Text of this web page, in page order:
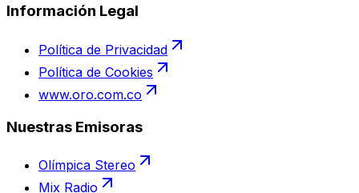
Información Legal
Política de Privacidad
Política de Cookies
www.oro.com.co
Nuestras Emisoras
Olímpica Stereo
Mix Radio